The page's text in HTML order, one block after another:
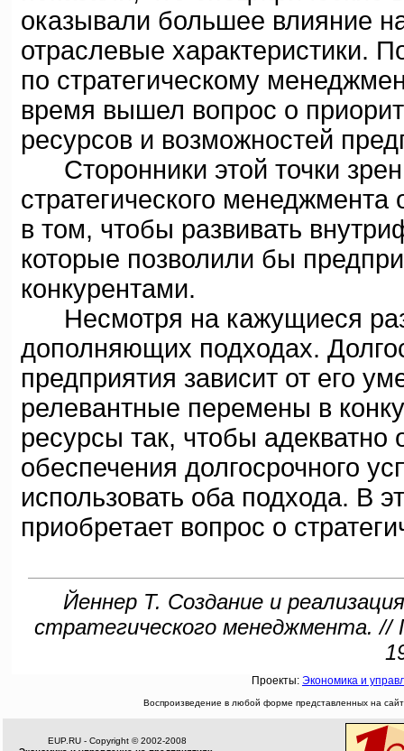
оказывали большее влияние
отраслевые характеристики.
по стратегическому
время вышел вопрос о
ресурсов и возможностей
Сторонники этой точки
стратегического
в том, чтобы развивать
которые позволили бы
конкурентами.
Несмотря на кажущиеся
дополняющих подходах.
предприятия зависит от его
релевантные перемены в
ресурсы так, чтобы адекватно
обеспечения долгосрочного
использовать оба подхода. В
приобретает вопрос о
Йеннер Т. Создание и
стратегического менеджмента. //
Проекты: Экономика и
Воспроизведение в любой форме представленных на
EUP.RU - Copyright © 2002-2008